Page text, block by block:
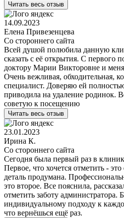
Читать весь отзыв
14.09.2023
Елена Привезенцева
Со стороннего сайта
Всей душой полюбила данную
сказать с её открытия. С первого
доктору Марии Викторовне и
Очень вежливая, обходительная,
специалист. Доверяю ей
приводила на удаление родинок.
советую к посещению
Читать весь отзыв
23.01.2023
Ирина К.
Со стороннего сайта
Сегодня была первый раз в
Первое, что хочется отметить -
деталь продумана.
это второе. Все пояснила,
отметить заботу администратора.
индивидуальному подходу к
что вернёшься ещё раз.